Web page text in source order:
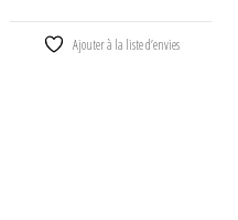
à
18,00€
Ce
produit
Ajouter à la liste d’envies